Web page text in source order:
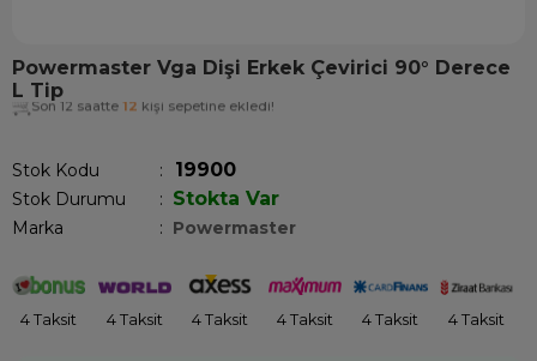
Powermaster Vga Dişi Erkek Çevirici 90° Derece
L Tip
Son 12 saatte 12 kişi sepetine ekledi!
Stok Kodu 19900
Stok Durumu : Stokta Var
Marka : Powermaster
4 Taksit 4 Taksit 4 Taksit 4 Taksit 4 Taksit 4 Taksit